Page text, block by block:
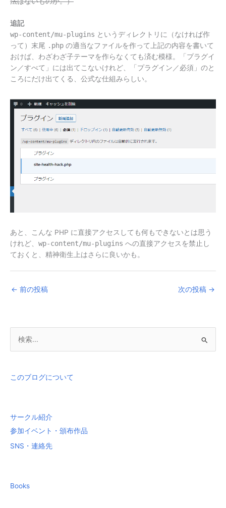
追記
wp-content/mu-plugins というディレクトリに（なければ作
って）末尾 .php の適当なファイルを作って上記の内容を書いて
おけば、わざわざ子テーマを作らなくても済む模様。「プラグイ
ン／すべて」には出てこないけれど、「プラグイン／必須」のと
ころにだけ出てくる、公式な仕組みらしい。
あと、こんな PHP に直接アクセスしても何もできないとは思う
けれど、 wp-content/mu-plugins への直接アクセスを禁止し
ておくと、精神衛生上はさらに良いかも。
← 前の投稿 次の投稿 →
象
このブログについて
サークル紹介
参加イベント・頒布作品
SNS・連絡先
Books